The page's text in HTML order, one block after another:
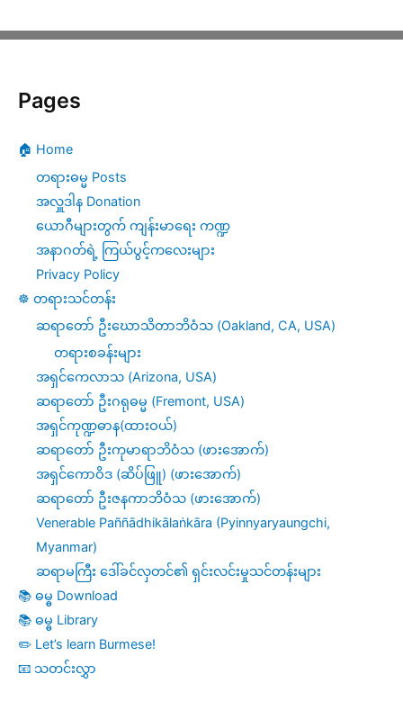
Pages
🏠 Home
တရားဓမ္မ Posts
အလှူဒါန Donation
ယောဂီများတွက် ကျန်းမာရေး ကဏ္ဍ
အနာဂတ်ရဲ့ ကြယ်ပွင့်ကလေးများ
Privacy Policy
☸️ တရားသင်တန်း
ဆရာတော် ဦးဃောသိတာဘိဝံသ (Oakland, CA, USA)
တရားစခန်းများ
အရှင်ကေလာသ (Arizona, USA)
ဆရာတော် ဦးဂရုဓမ္မ (Fremont, USA)
အရှင်ကုဏ္ဍဓာန(ထားဝယ်)
ဆရာတော် ဦးကုမာရာဘိဝံသ (ဖားအောက်)
အရှင်ကောဝိဒ (ဆိပ်ဖြူ) (ဖားအောက်)
ဆရာတော် ဦးဇနကာဘိဝံသ (ဖားအောက်)
Venerable Paññādhikālaṅkāra (Pyinnyaryaungchi,
Myanmar)
ဆရာမကြီး ဒေါ်ခင်လှတင်၏ ရှင်းလင်းမှုသင်တန်းများ
📚 ဓမ္ဓ Download
📚 ဓမ္ဓ Library
✏️ Let’s learn Burmese!
📧 သတင်းလွှာ